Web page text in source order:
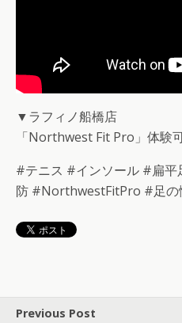
▼ラフィノ船橋店
「Northwest Fit Pro」体験
#テニス #インソール #扁
防 #NorthwestFitPro #足の
Previous Post